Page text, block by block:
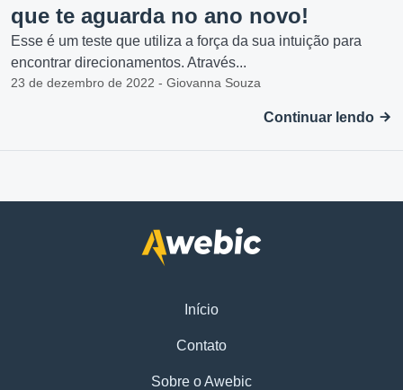
que te aguarda no ano novo!
Esse é um teste que utiliza a força da sua intuição para
encontrar direcionamentos. Através...
23 de dezembro de 2022 - Giovanna Souza
Continuar lendo
Início
Contato
Sobre o Awebic